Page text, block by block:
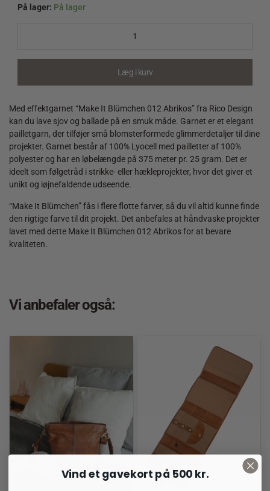
På lager: På lager
Læg i kurv
Med effektgarnet “Make It Blümchen 012 Abrikos” fra Rico Design
kan du lave sjov og ballade på en smuk måde. Garnet er et elegant
pailletgarn, der tilføjer små blomsterformede glimmerdetaljer til dine
projekter. Garnet består af 100% Lyocell med pailletter af 100%
polyester og har en løbelængde på 375 meter pr. 25 gram. Det er
ideelt som følgetråd i strikke- eller hækleprojekter, hvor det giver et
unikt og iøjnefaldende udseende.
“Make It Blümchen” fås i flere flotte farver, så du vil altid kunne finde
den rigtige farve til dit projekt. Det anbefales at håndvaske projekter
lavet med dette Make It Blümchen 012 Abrikos for at bevare
kvaliteten.
Vi anbefaler også:
Vind et gavekort på 500 kr.